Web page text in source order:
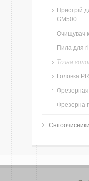
Пристрій
GM500
Очищувач
Пила для
Точна
Головка
Фрезерная
Фрезерна
Снігоочисники